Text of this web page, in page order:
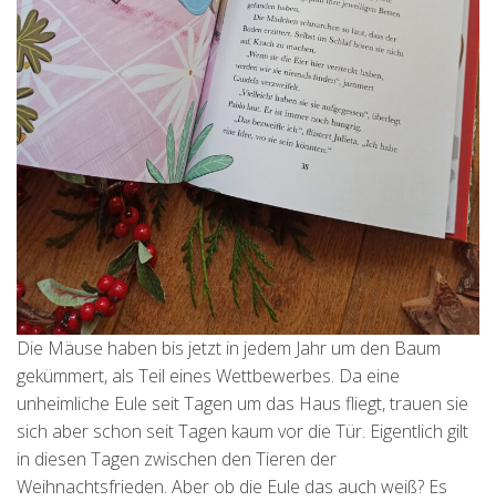
Die Mäuse haben bis jetzt in jedem Jahr um den Baum
gekümmert, als Teil eines Wettbewerbes. Da eine
unheimliche Eule seit Tagen um das Haus fliegt, trauen sie
sich aber schon seit Tagen kaum vor die Tür. Eigentlich gilt
in diesen Tagen zwischen den Tieren der
Weihnachtsfrieden. Aber ob die Eule das auch weiß? Es